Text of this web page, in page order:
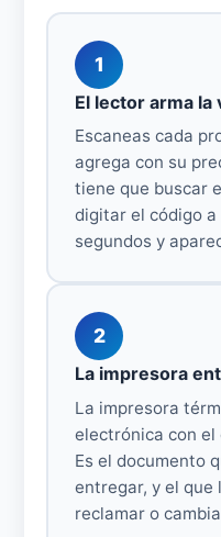
1
El lector arma la
Escaneas cada
agrega con su
tiene que buscar
digitar el código
segundos y
2
La impresora
La impresora
electrónica con
Es el documento
entregar, y el que
reclamar o